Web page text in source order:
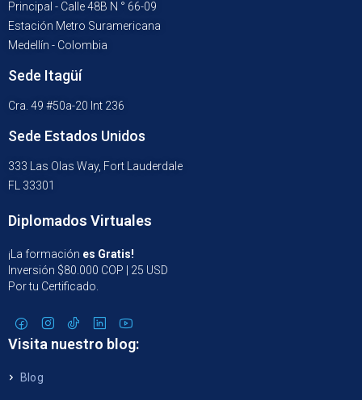
Principal - Calle 48B N ° 66-09
Estación Metro Suramericana
Medellín - Colombia
Sede Itagüí
Cra. 49 #50a-20 Int 236
Sede Estados Unidos
333 Las Olas Way, Fort Lauderdale
FL 33301
Diplomados Virtuales
¡La formación es Gratis!
Inversión $80.000 COP | 25 USD
Por tu Certificado.
Visita nuestro blog:
Blog